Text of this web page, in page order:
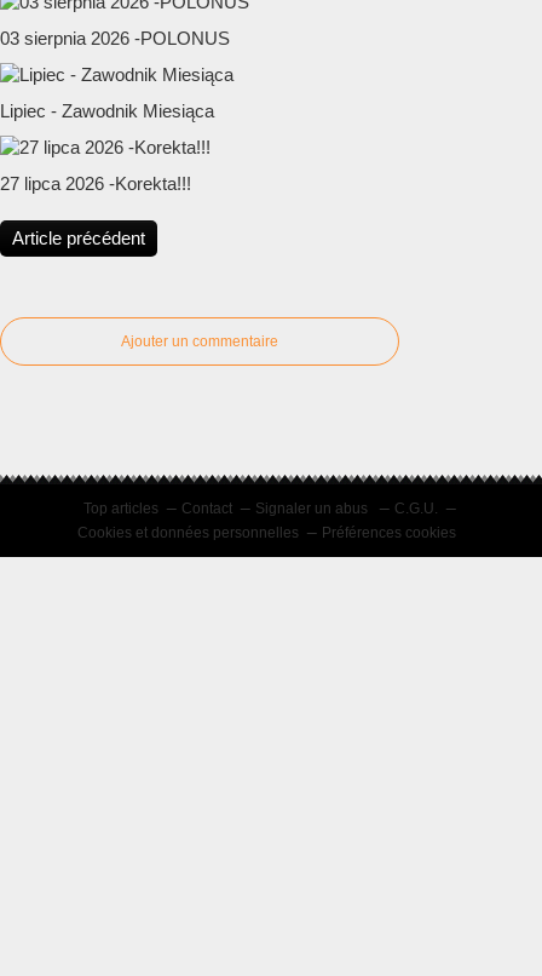
03 sierpnia 2026 -POLONUS
Lipiec - Zawodnik Miesiąca
27 lipca 2026 -Korekta!!!
Article précédent
Ajouter un commentaire
Top articles Contact Signaler un abus
C.G.U.
Cookies et données personnelles
Préférences cookies